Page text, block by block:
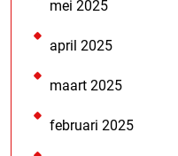
mei 2025
april 2025
maart 2025
februari 2025